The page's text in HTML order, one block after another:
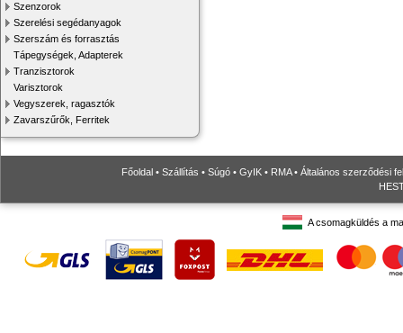
Szenzorok
Szerelési segédanyagok
Szerszám és forrasztás
Tápegységek, Adapterek
Tranzisztorok
Varisztorok
Vegyszerek, ragasztók
Zavarszűrők, Ferritek
Főoldal • Szállítás • Súgó • GyIK • RMA• Általános szerződési
A csomagküldés a